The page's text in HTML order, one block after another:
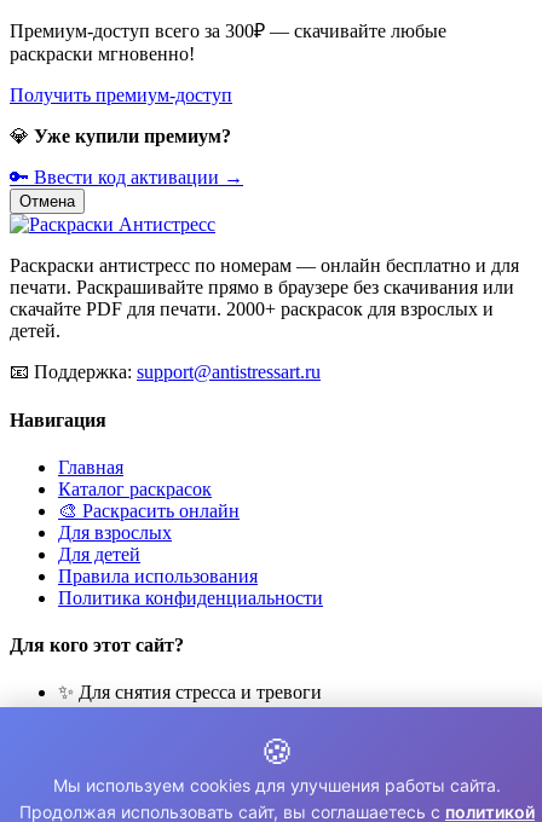
Премиум-доступ всего за 300₽ — скачивайте любые
раскраски мгновенно!
Получить премиум-доступ
💎 Уже купили премиум?
🔑 Ввести код активации →
Отмена
Раскраски антистресс по номерам — онлайн бесплатно и для
печати. Раскрашивайте прямо в браузере без скачивания или
скачайте PDF для печати. 2000+ раскрасок для взрослых и
детей.
📧 Поддержка: support@antistressart.ru
Навигация
Главная
Каталог раскрасок
🎨 Раскрасить онлайн
Для взрослых
Для детей
Правила использования
Политика конфиденциальности
Для кого этот сайт?
✨ Для снятия стресса и тревоги
🧘 Для медитации и расслабления
👨‍👩‍👧‍👦 Для семейного досуга
© 2026 Раскраски Антистресс. Все права защищены.
🍪
Мы используем cookies для улучшения работы сайта.
Продолжая использовать сайт, вы соглашаетесь с политикой